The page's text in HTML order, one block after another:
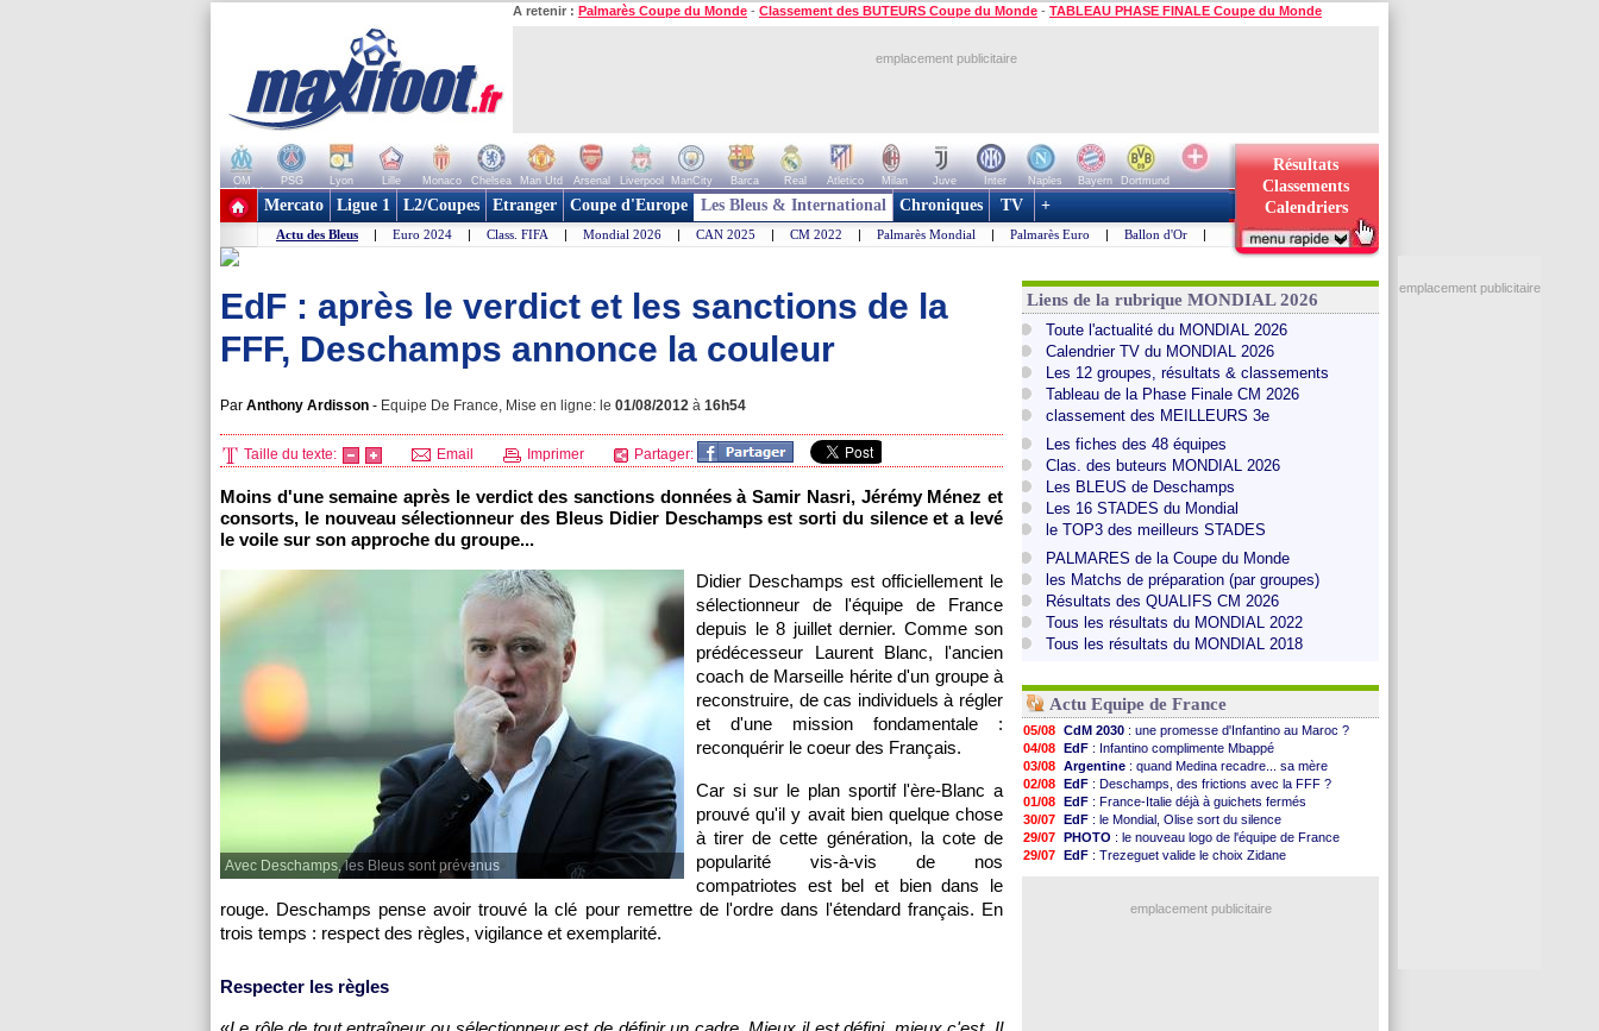
A retenir : Palmarès Coupe du Monde - Classement des BUTEURS Coupe du Monde - TABLEAU PHASE FINALE Coupe du Monde
emplacement publicitaire
OM PSG Lyon Lille Monaco Chelsea Man Utd Arsenal Liverpool ManCity Barca Real Atletico Milan Juve Inter Naples Bayern
Dortmund
+ de clubs
Résultats
Classements
Calendriers
Mercato Ligue 1 L2/Coupes Etranger Coupe d'Europe Les Bleus & International Chroniques TV +
Actu des Bleus | Euro 2024 | Class. FIFA | Mondial 2026 | CAN 2025 | CM 2022 | Palmarès Mondial | Palmarès Euro | Ballon d'Or |
EdF : après le verdict et les sanctions de la
FFF, Deschamps annonce la couleur
Par Anthony Ardisson - Equipe De France, Mise en ligne: le 01/08/2012 à 16h54
Taille du texte: Email Imprimer Partager:
Moins d'une semaine après le verdict des sanctions données à Samir Nasri, Jérémy Ménez et
consorts, le nouveau sélectionneur des Bleus Didier Deschamps est sorti du silence et a levé
le voile sur son approche du groupe...
Avec Deschamps, les Bleus sont prévenus
Didier Deschamps est officiellement le
sélectionneur de l'équipe de France
depuis le 8 juillet dernier. Comme son
prédécesseur Laurent Blanc, l'ancien
coach de Marseille hérite d'un groupe à
reconstruire, de cas individuels à régler
et d'une mission fondamentale :
reconquérir le coeur des Français.
Car si sur le plan sportif l'ère-Blanc a
prouvé qu'il y avait bien quelque chose
à tirer de cette génération, la cote de
popularité vis-à-vis de nos
compatriotes est bel et bien dans le
rouge. Deschamps pense avoir trouvé la clé pour remettre de l'ordre dans l'étendard français. En
trois temps : respect des règles, vigilance et exemplarité.
Respecter les règles
Liens de la rubrique MONDIAL 2026
Toute l'actualité du MONDIAL 2026
Calendrier TV du MONDIAL 2026
Les 12 groupes, résultats & classements
Tableau de la Phase Finale CM 2026
classement des MEILLEURS 3e
Les fiches des 48 équipes
Clas. des buteurs MONDIAL 2026
Les BLEUS de Deschamps
Les 16 STADES du Mondial
le TOP3 des meilleurs STADES
PALMARES de la Coupe du Monde
les Matchs de préparation (par groupes)
Résultats des QUALIFS CM 2026
Tous les résultats du MONDIAL 2022
Tous les résultats du MONDIAL 2018
Actu Equipe de France
05/08 CdM 2030 : une promesse d'Infantino au Maroc ?
04/08 EdF : Infantino complimente Mbappé
03/08 Argentine : quand Medina recadre... sa mère
02/08 EdF : Deschamps, des frictions avec la FFF ?
01/08 EdF : France-Italie déjà à guichets fermés
30/07 EdF : le Mondial, Olise sort du silence
29/07 PHOTO : le nouveau logo de l'équipe de France
29/07 EdF : Trezeguet valide le choix Zidane
: le message de Mbappé à Zidane
emplacement publicitaire
emplacement publicitaire